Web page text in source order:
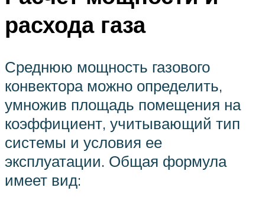
расхода газа
Среднюю мощность газового
конвектора можно определить,
умножив площадь помещения на
коэффициент, учитывающий тип
системы и условия ее
эксплуатации. Общая формула
имеет вид: